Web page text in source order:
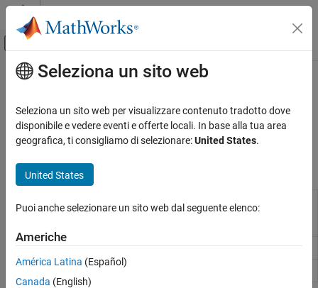
Vai al contenuto
Attiva/disattiva menu di navigazione
Pagina iniziale della documentazione
Financial Toolbox
Timetables in Finance
Categoria
Create Timetables for Finance
Common Operations with Timetables for
Chart Technical Indicators
Contenuto principale
Create Timetables for Finance
Create atimetablewith financial data
Use functions to create atimetablewith financial data.
Functions
timestamped rows and variables of
table2timetable Convert table to timetable
array2timetable Convert homogeneous array to timetable
Seleziona un sito web
Seleziona un sito web per visualizzare contenuto tradotto dove
disponibile e vedere eventi e offerte locali. In base alla tua area
geografica, ti consigliamo di selezionare:United States.
United States
Puoi anche selezionare un sito web dal seguente elenco:
Americhe
América Latina (Español)
Canada (English)